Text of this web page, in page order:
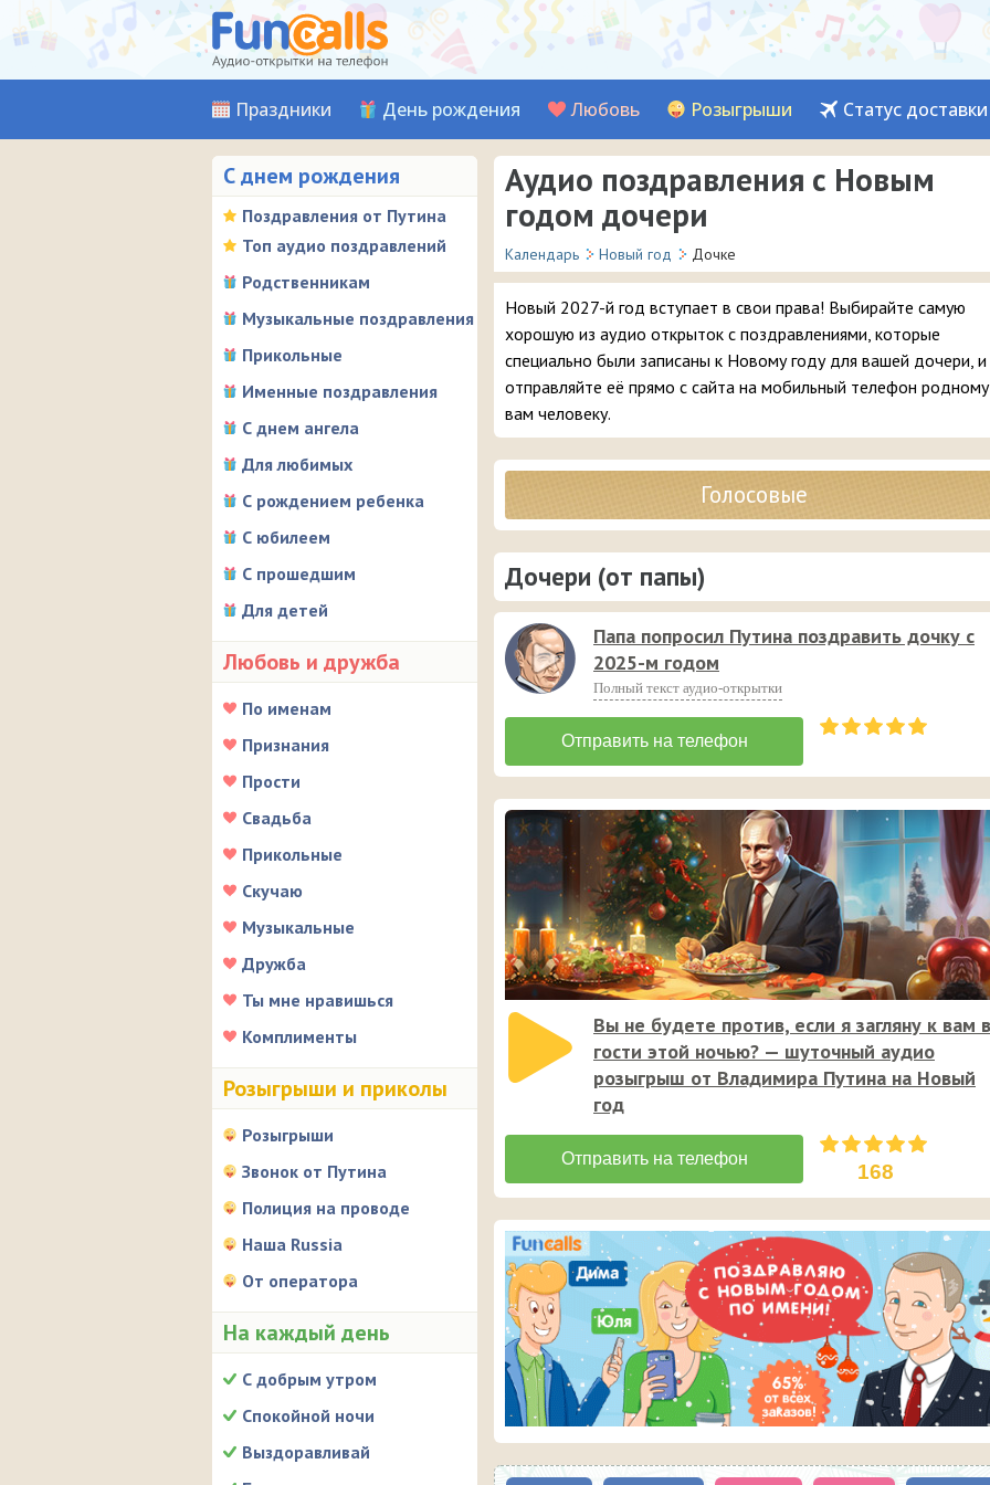
Праздники День рождения Любовь Розыгрыши Статус доставки
С днем рождения
Поздравления от Путина
Топ аудио поздравлений
Родственникам
Музыкальные поздравления
Прикольные
Именные поздравления
С днем ангела
Для любимых
С рождением ребенка
С юбилеем
С прошедшим
Для детей
Любовь и дружба
По именам
Признания
Прости
Свадьба
Прикольные
Скучаю
Музыкальные
Дружба
Ты мне нравишься
Комплименты
Розыгрыши и приколы
Розыгрыши
Звонок от Путина
Полиция на проводе
Наша Russia
От оператора
На каждый день
С добрым утром
Спокойной ночи
Выздоравливай
Аудио поздравления с Новым
годом дочери
Календарь Новый год Дочке
Новый 2027-й год вступает в свои права! Выбирайте самую
хорошую из аудио открыток с поздравлениями, которые
специально были записаны к Новому году для вашей дочери, и
отправляйте её прямо с сайта на мобильный телефон родному
вам человеку.
Голосовые
Дочери (от папы)
Папа попросил Путина поздравить дочку с
2025-м годом
Полный текст аудио-открытки
Вы не будете против, если я загляну к вам в
гости этой ночью? — шуточный аудио
розыгрыш от Владимира Путина на Новый
год
168